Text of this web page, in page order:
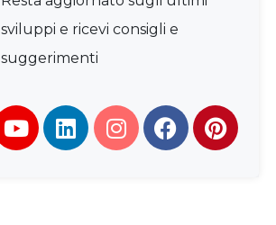
sviluppi e ricevi consigli e
suggerimenti